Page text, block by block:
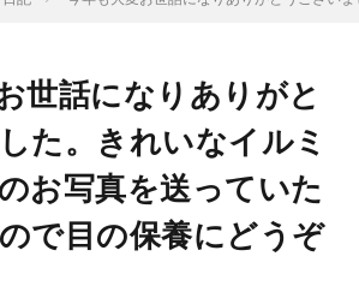
世話になりありがと
た。きれいなイルミ
お写真を送っていた
で目の保養にどうぞ